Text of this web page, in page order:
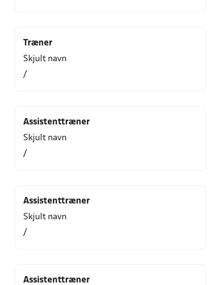
Træner
Skjult navn
/
Assistenttræner
Skjult navn
/
Assistenttræner
Skjult navn
/
Assistenttræner